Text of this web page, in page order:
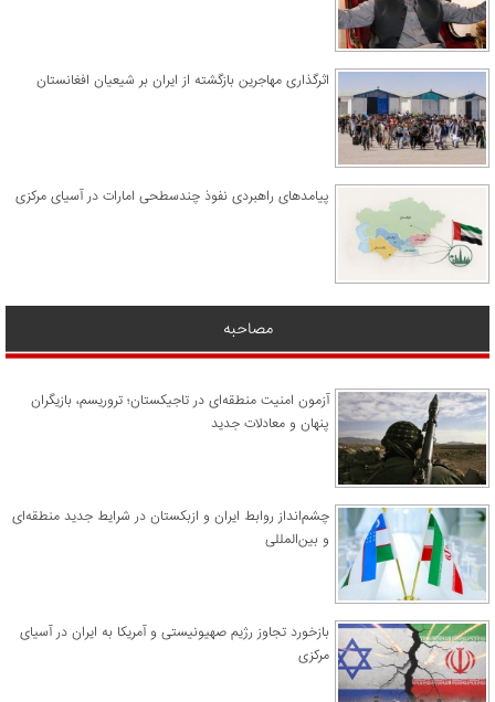
اثرگذاری مهاجرین بازگشته از ایران بر شیعیان افغانستان
پیامدهای راهبردی نفوذ چندسطحی امارات در آسیای مرکزی
مصاحبه
آزمون امنیت منطقه‌ای در تاجیکستان؛ تروریسم، بازیگران
پنهان و معادلات جدید
چشم‌انداز روابط ایران و ازبکستان در شرایط جدید منطقه‌ای
و بین‌المللی
​بازخورد تجاوز رژیم صهیونیستی و آمریکا به ایران در آسیای
مرکزی